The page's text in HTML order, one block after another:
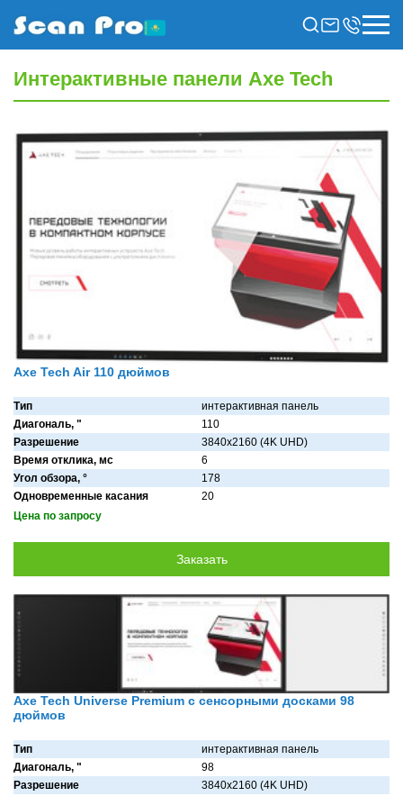
Интерактивные панели Axe Tech
Axe Tech Air 110 дюймов
Тип
интерактивная панель
Диагональ, "
110
Разрешение
3840x2160 (4K UHD)
Время отклика, мс
6
Угол обзора, °
178
Одновременные касания
20
Цена по запросу
Axe Tech Universe Premium с сенсорными досками 98
дюймов
Тип
интерактивная панель
Диагональ, "
98
Разрешение
3840x2160 (4K UHD)